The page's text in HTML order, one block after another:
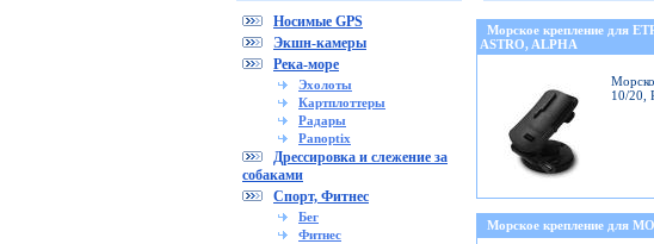
Носимые GPS
Экшн-камеры
Река-море
Эхолоты
Картплоттеры
Радары
Panoptix
Дрессировка и слежение за
собаками
Спорт, Фитнес
Бег
Фитнес
Морское крепление для
ASTRO, ALPHA
10/20,
Морское крепление для